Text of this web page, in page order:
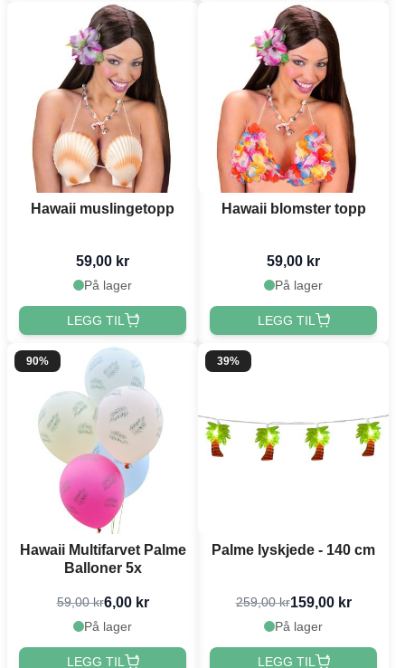
Hawaii muslingetopp
59,00 kr
På lager
LEGG TIL
Hawaii blomster topp
59,00 kr
På lager
LEGG TIL
90%
Hawaii Multifarvet Palme
Balloner 5x
59,00 kr6,00 kr
På lager
LEGG TIL
39%
Palme lyskjede - 140 cm
259,00 kr159,00 kr
På lager
LEGG TIL